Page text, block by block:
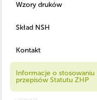
Wzory druków
Skład NSH
Kontakt
Informacje o stosowaniu
przepisów Statutu ZHP